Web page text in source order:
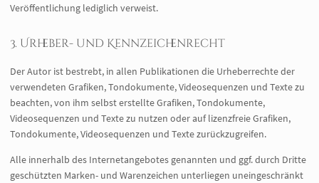
Veröffentlichung lediglich verweist.
3. Urheber- und Kennzeichenrecht
Der Autor ist bestrebt, in allen Publikationen die Urheberrechte der
verwendeten Grafiken, Tondokumente, Videosequenzen und Texte zu
beachten, von ihm selbst erstellte Grafiken, Tondokumente,
Videosequenzen und Texte zu nutzen oder auf lizenzfreie Grafiken,
Tondokumente, Videosequenzen und Texte zurückzugreifen.
Alle innerhalb des Internetangebotes genannten und ggf. durch Dritte
geschützten Marken- und Warenzeichen unterliegen uneingeschränkt